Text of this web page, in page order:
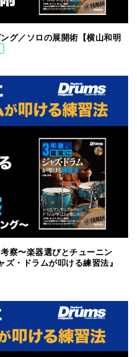
グ／ソロの展開術【横山和明
察〜楽器選びとチューニン
・ドラムが叩ける練習法』